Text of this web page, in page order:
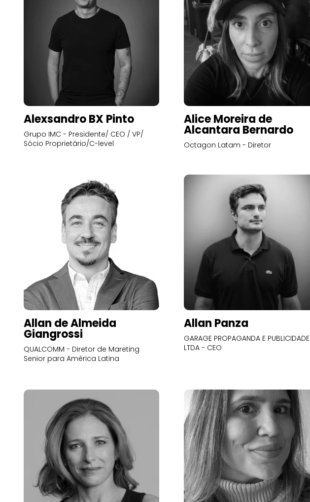
Alexsandro BX Pinto
Grupo IMC - Presidente/ CEO / VP/
Sócio Proprietário/C-level
Alice Moreira de
Alcantara Bernardo
Octagon Latam - Diretor
Allan de Almeida
Giangrossi
QUALCOMM - Diretor de Mareting
Senior para América Latina
Allan Panza
GARAGE PROPAGANDA E PUBLICIDADE
LTDA - CEO